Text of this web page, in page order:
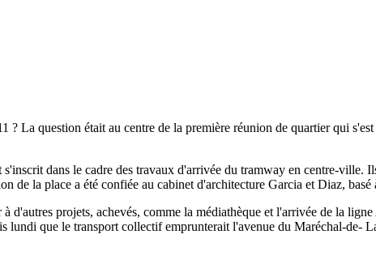
? La question était au centre de la première réunion de quartier qui
dans le cadre des travaux d'arrivée du tramway en centre-ville.
de la place a été confiée au cabinet d'architecture Garcia et Diaz,
d'autres projets, achevés, comme la médiathèque et l'arrivée de la
lundi que le transport collectif emprunterait l'avenue du Maréchal-de-